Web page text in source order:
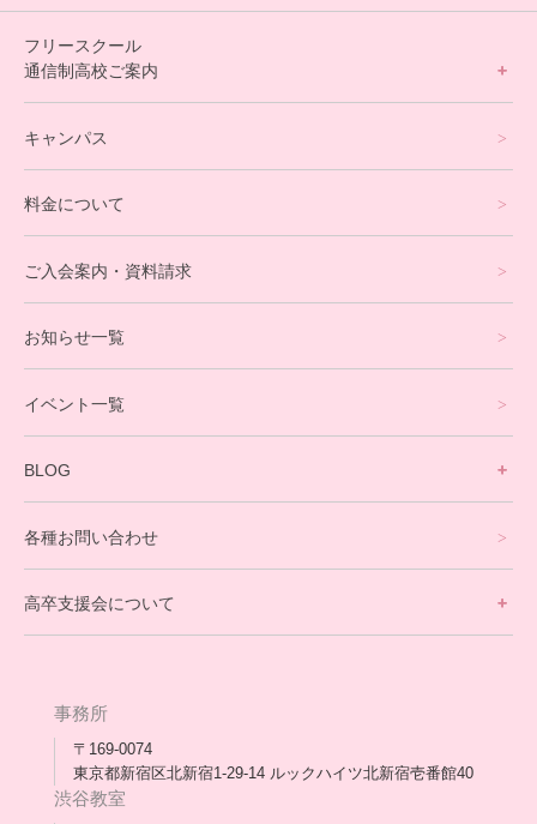
フリースクール
通信制高校ご案内
オンラインコース
eスポーツコース
就労支援コース
英会話・海外留学コース
寮生活サポート
卒業生の今
[家庭訪問カウンセリング]
キャンパス
料金について
ご入会案内・資料請求
お知らせ一覧
イベント一覧
BLOG
保護者交流だより一覧
会長コラム一覧
各種お問い合わせ
高卒支援会について
メディア出演
スタッフ紹介
事務所
〒169-0074
東京都新宿区北新宿1-29-14 ルックハイツ北新宿壱番館40
渋谷教室